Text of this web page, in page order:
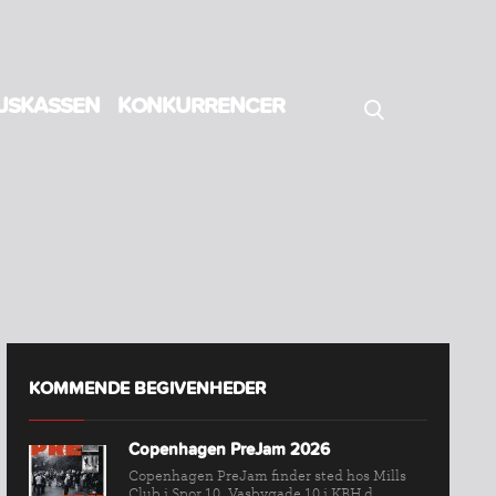
KONKURRENCER
KOMMENDE BEGIVENHEDER
Copenhagen PreJam 2026
Copenhagen PreJam finder sted hos Mills